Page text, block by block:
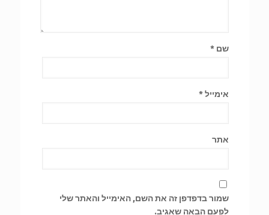
שם *
אימייל*
אתר
שמור בדפדפן זה את השם, האימייל והאתר שלי
לפעם הבאה שאגיב.